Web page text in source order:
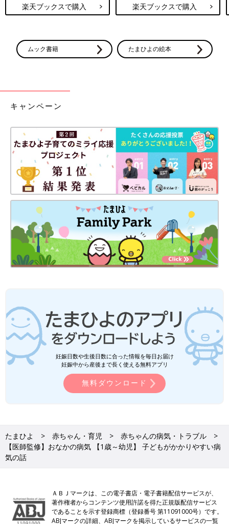
楽天ブックスで購入 楽天ブックスで購入
ムック書籍 たまひよの絵本
キャンペーン
妊娠日数や生後日数に合った情報を毎日お届け
妊娠中から産後まで長く使える無料アプリ
無料ダウンロード
たまひよ 赤ちゃん・育児
赤ちゃんの病気・トラブル
【医師監修】おなかの病気 【1歳～幼児】 子どもがかかりやすい病
気の話
ＡＢＪマークは、この電子書店・電子書籍配信サービスが、
著作権者からコンテンツ使用許諾を得た正規版配信サービス
であることを示す登録商標（登録番号 第11091000号）です。
ABJマークの詳細、ABJマークを掲示しているサービスの一覧